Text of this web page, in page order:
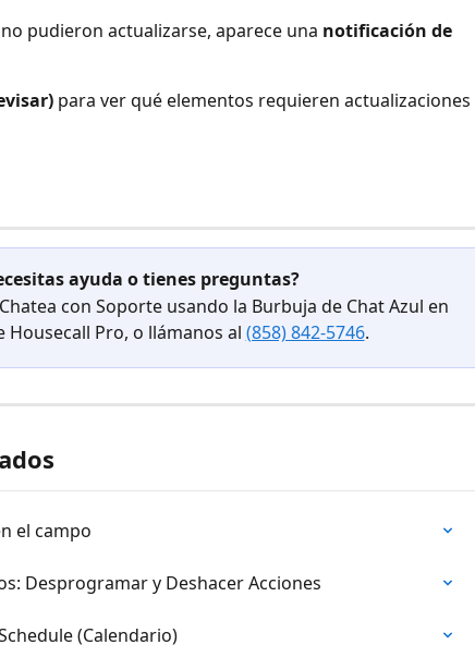
pudieron actualizarse, aparece una notificación de
para ver qué elementos requieren actualizaciones
ayuda o tienes preguntas?
con Soporte usando la Burbuja de Chat Azul en
Housecall Pro, o llámanos al (858) 842-5746.
el campo
Desprogramar y Deshacer Acciones
(Calendario)